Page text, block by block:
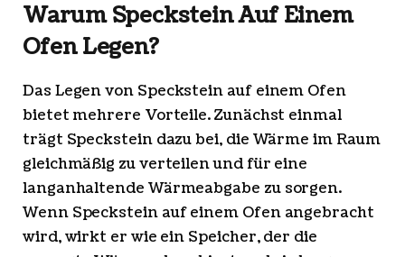
Warum Speckstein Auf Einem
Ofen Legen?
Das Legen von Speckstein auf einem Ofen
bietet mehrere Vorteile. Zunächst einmal
trägt Speckstein dazu bei, die Wärme im Raum
gleichmäßig zu verteilen und für eine
langanhaltende Wärmeabgabe zu sorgen.
Wenn Speckstein auf einem Ofen angebracht
wird, wirkt er wie ein Speicher, der die